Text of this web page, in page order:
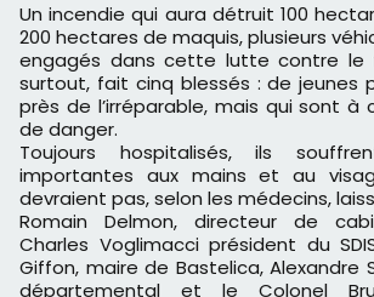
Un incendie qui aura détruit 100 hectares de pinède et
200 hectares de maquis, plusieurs
engagés dans cette lutte contre le
surtout, fait cinq blessés : de jeunes
près de l’irréparable, mais qui sont à
de danger.
Toujours hospitalisés, ils
importantes aux mains et au
devraient pas, selon les médecins,
Romain Delmon, directeur de
Charles Voglimacci président du
Giffon, maire de Bastelica, Alexandre
départemental et le Colonel